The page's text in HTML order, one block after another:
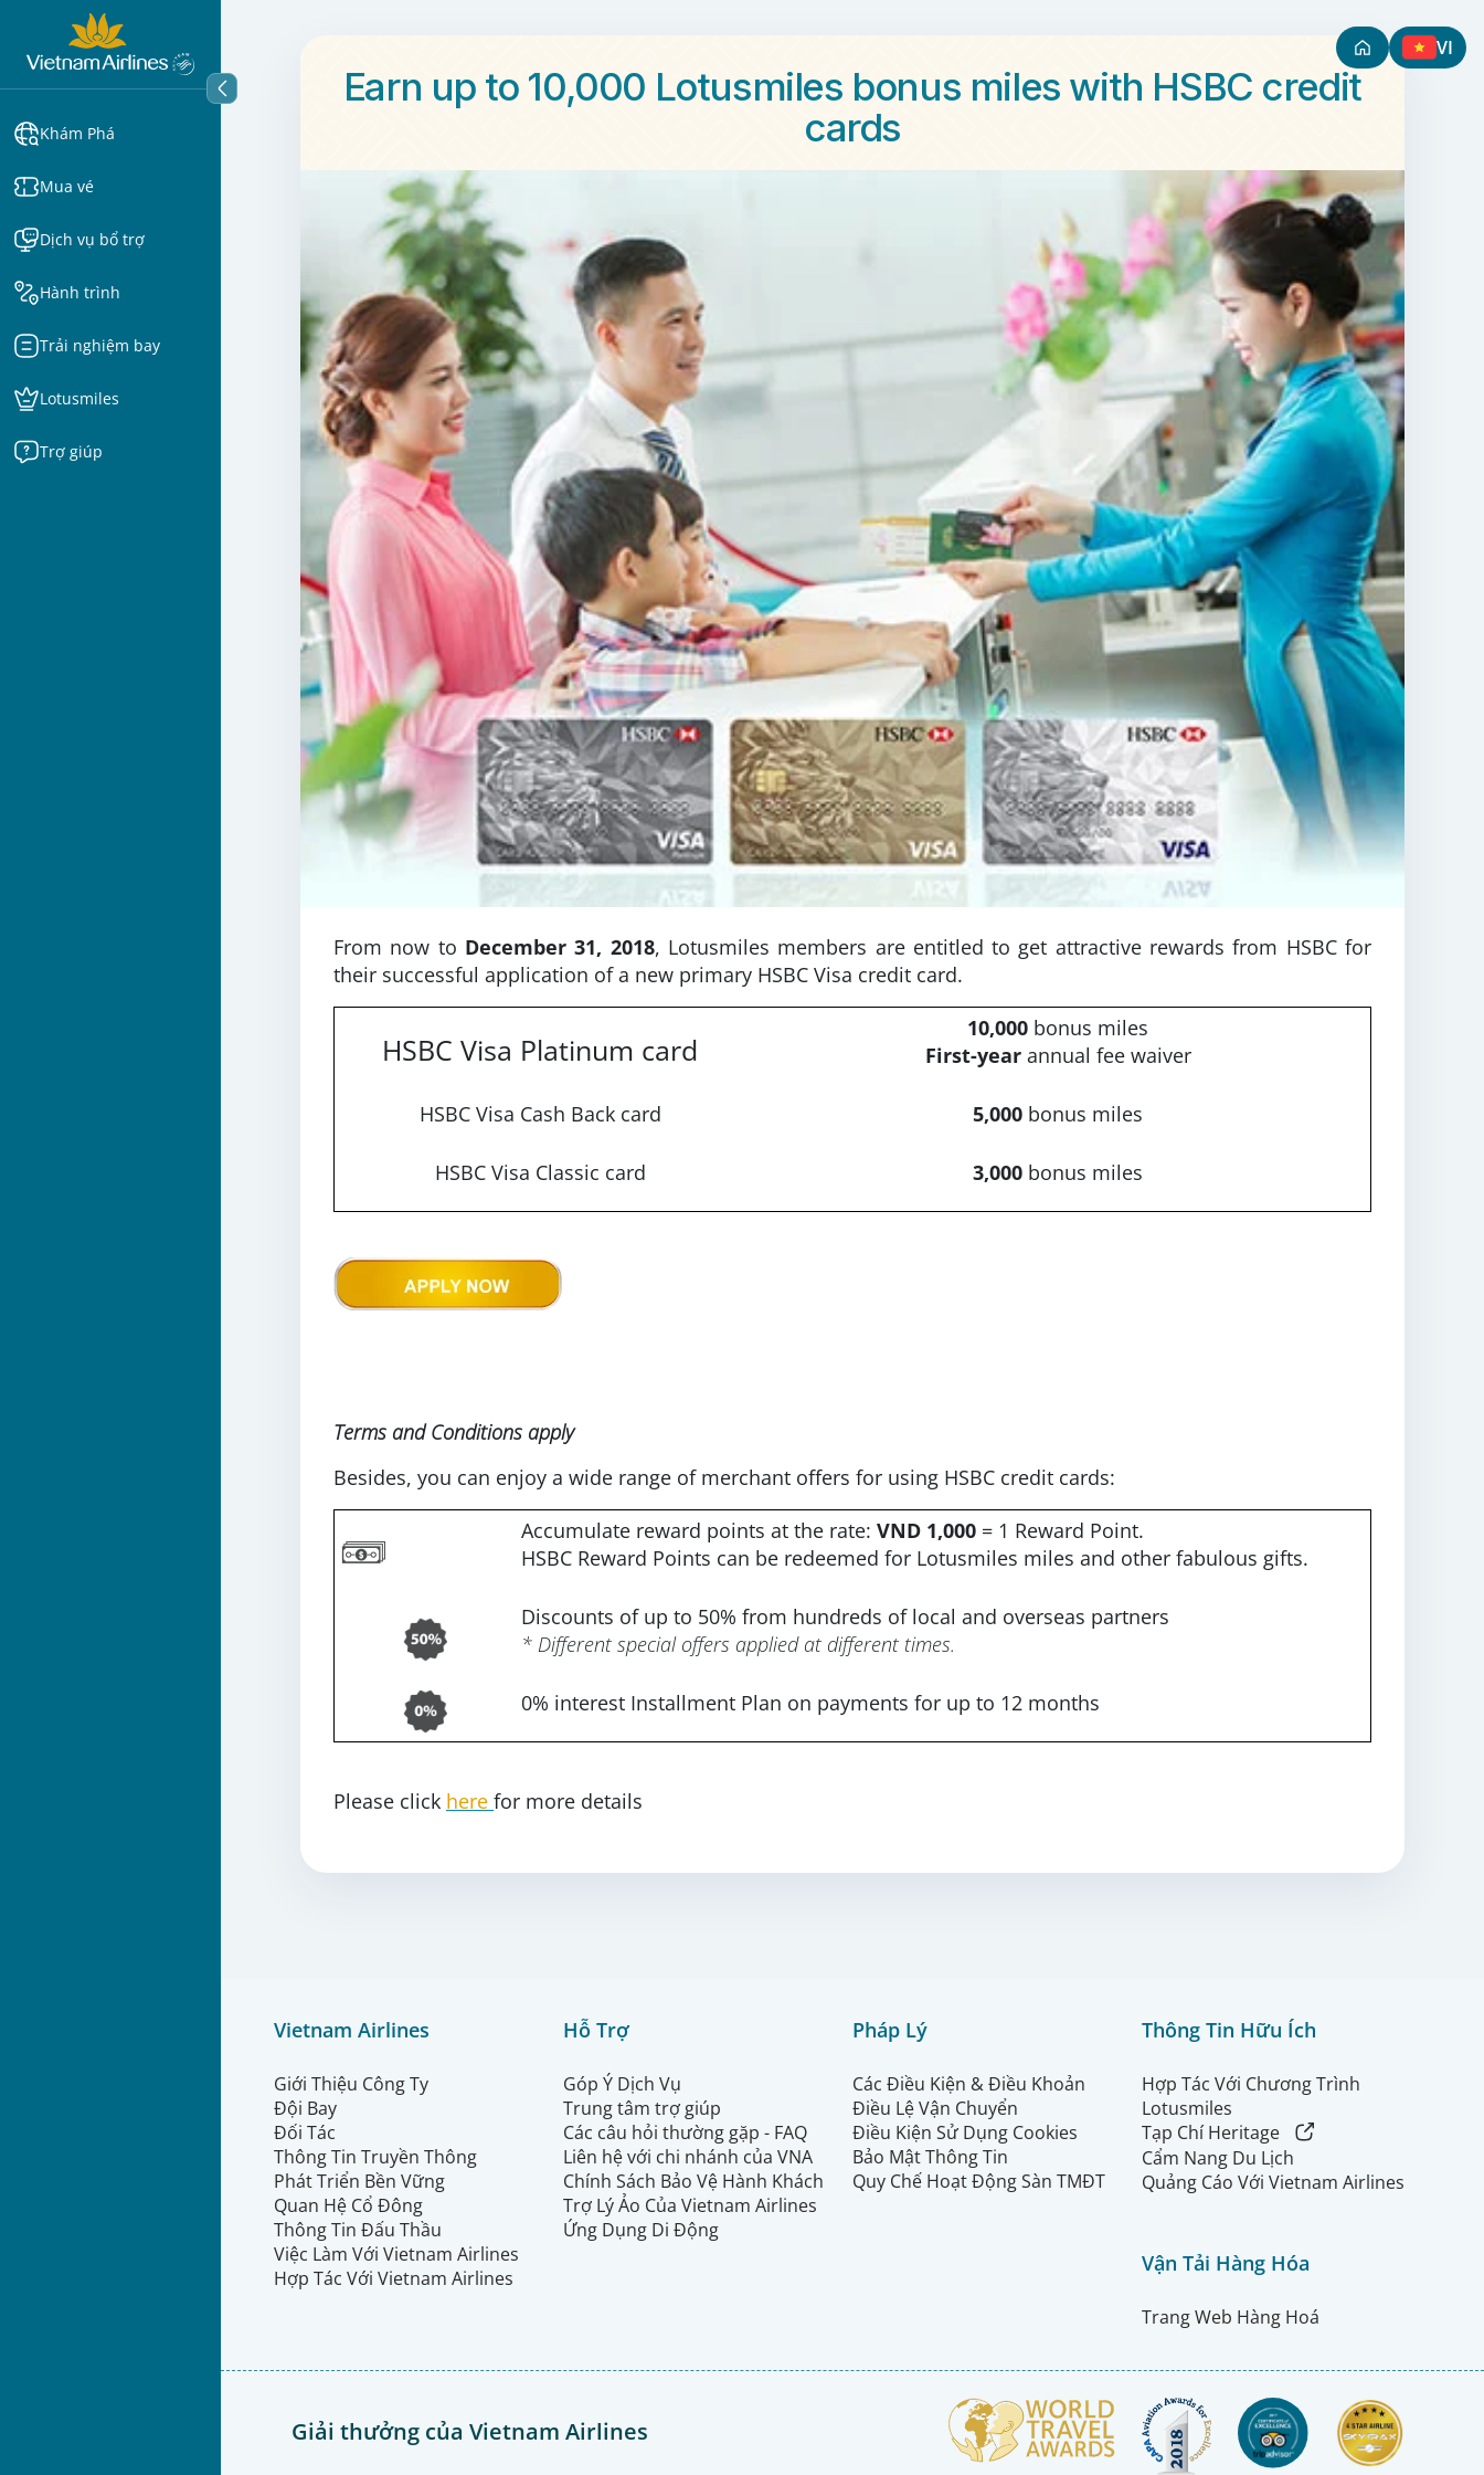
Khám Phá
Mua vé
Dịch vụ bổ trợ
Hành trình
Trải nghiệm bay
Lotusmiles
Trợ giúp
VI
Earn up to 10,000 Lotusmiles bonus miles with HSBC credit
cards
From now to December 31, 2018, Lotusmiles members are entitled to get attractive rewards from HSBC for
their successful application of a new primary HSBC Visa credit card.
HSBC Visa Platinum card
10,000 bonus miles
First-year annual fee waiver
HSBC Visa Cash Back card 5,000 bonus miles
HSBC Visa Classic card 3,000 bonus miles
Terms and Conditions apply
Besides, you can enjoy a wide range of merchant offers for using HSBC credit cards:
Accumulate reward points at the rate:VND 1,000 = 1 Reward Point.
HSBC Reward Points can be redeemed for Lotusmiles miles and other fabulous gifts.
Discounts of up to 50% from hundreds of local and overseas partners
* Different special offers applied at different times.
0% interest Installment Plan on payments for up to 12 months
Please click here for more details
Vietnam Airlines
Giới Thiệu Công Ty
Đội Bay
Đối Tác
Thông Tin Truyền Thông
Phát Triển Bền Vững
Quan Hệ Cổ Đông
Thông Tin Đấu Thầu
Việc Làm Với Vietnam Airlines
Hợp Tác Với Vietnam Airlines
Hỗ Trợ
Góp Ý Dịch Vụ
Trung tâm trợ giúp
Các câu hỏi thường gặp - FAQ
Liên hệ với chi nhánh của VNA
Chính Sách Bảo Vệ Hành Khách
Trợ Lý Ảo Của Vietnam Airlines
Ứng Dụng Di Động
Pháp Lý
Các Điều Kiện & Điều Khoản
Điều Lệ Vận Chuyển
Điều Kiện Sử Dụng Cookies
Bảo Mật Thông Tin
Quy Chế Hoạt Động Sàn TMĐT
Thông Tin Hữu Ích
Hợp Tác Với Chương Trình
Lotusmiles
Tạp Chí Heritage
Cẩm Nang Du Lịch
Quảng Cáo Với Vietnam Airlines
Vận Tải Hàng Hóa
Trang Web Hàng Hoá
Giải thưởng của Vietnam Airlines